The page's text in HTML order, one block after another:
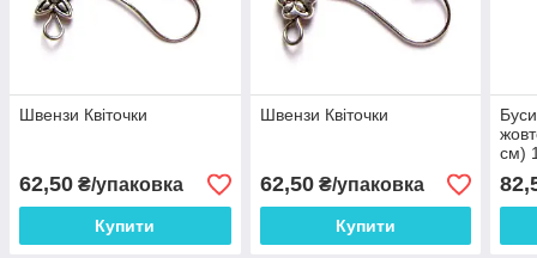
Швензи Квіточки
62,50 ₴/упаковка
Купити
Швензи Квіточки
62,50₴/упаковка
Купити
см)